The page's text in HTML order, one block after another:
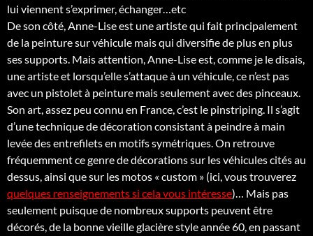
lui viennent s’exprimer, échanger…etc
De son côté, Anne-Lise est une artiste qui fait principalement
de la peinture sur véhicule mais qui diversifie de plus en plus
ses supports. Mais attention, Anne-Lise est, comme je le disais,
une artiste et lorsqu’elle s’attaque à un véhicule, ce n’est pas
avec un pistolet à peinture mais seulement avec des pinceaux.
Son art, assez peu connu en France, c’est le pinstriping. Il s’agit
d’une technique de décoration consistant à peindre à main
levée des entrefilets en motifs symétriques. On retrouve
fréquemment ce genre de décorations sur les véhicules cités au
dessus, ainsi que sur les motos « custom » (ici, vous trouverez
quelques renseignements si cela vous intéresse)… Mais pas
seulement puisque de nombreux supports peuvent être
décorés, de la bonne vieille glacière style année 60, en passant